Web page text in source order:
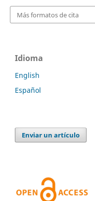
Más formatos de cita
Idioma
English
Español
Enviar un artículo